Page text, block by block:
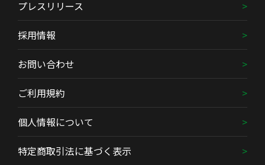
プレスリリース
採用情報
お問い合わせ
ご利用規約
個人情報について
特定商取引法に基づく表示